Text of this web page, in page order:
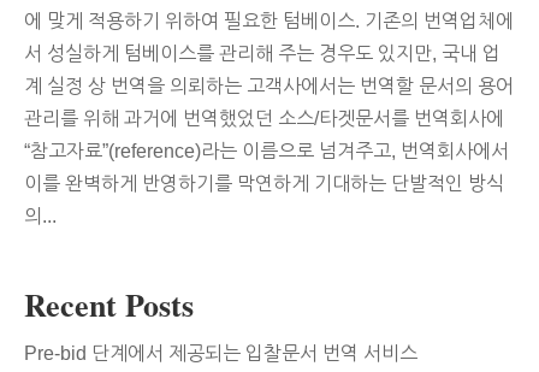
에 맞게 적용하기 위하여 필요한 텀베이스. 기존의 번역업체에
서 성실하게 텀베이스를 관리해 주는 경우도 있지만, 국내 업
계 실정 상 번역을 의뢰하는 고객사에서는 번역할 문서의 용어
관리를 위해 과거에 번역했었던 소스/타겟문서를 번역회사에
“참고자료”(reference)라는 이름으로 넘겨주고, 번역회사에서
이를 완벽하게 반영하기를 막연하게 기대하는 단발적인 방식
의...
Recent Posts
Pre-bid 단계에서 제공되는 입찰문서 번역 서비스